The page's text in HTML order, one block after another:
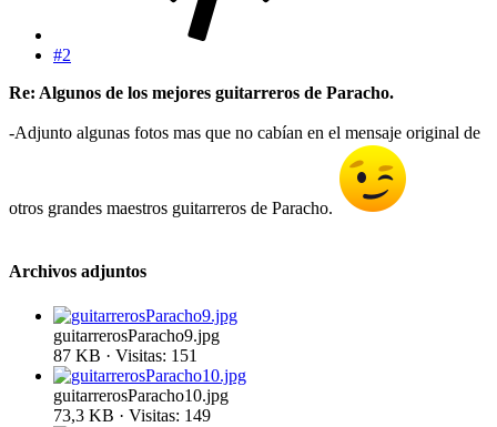
#2
Re: Algunos de los mejores guitarreros de Paracho.
-Adjunto algunas fotos mas que no cabían en el mensaje original de
otros grandes maestros guitarreros de Paracho.
Archivos adjuntos
guitarrerosParacho9.jpg
87 KB · Visitas: 151
guitarrerosParacho10.jpg
73,3 KB · Visitas: 149